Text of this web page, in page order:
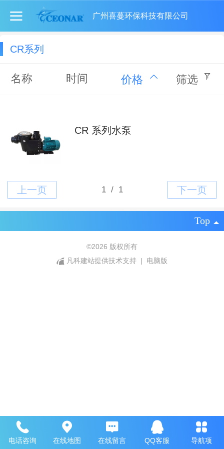
广州喜蔓环保科技有限公司
CR系列
名称 时间 价格 筛选
CR 系列水泵
Top
©2026 版权所有
凡科建站提供技术支持
| 电脑版
电话咨询 在线地图 在线留言 QQ客服 导航项